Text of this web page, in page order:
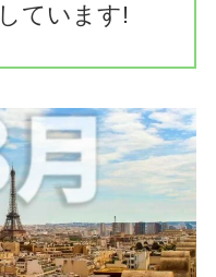
しています!